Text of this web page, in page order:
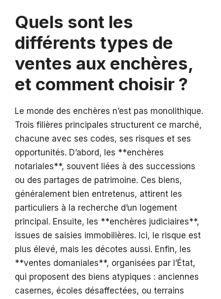
Quels sont les
différents types de
ventes aux enchères,
et comment choisir ?
Le monde des enchères n’est pas monolithique.
Trois filières principales structurent ce marché,
chacune avec ses codes, ses risques et ses
opportunités. D’abord, les **enchères
notariales**, souvent liées à des successions
ou des partages de patrimoine. Ces biens,
généralement bien entretenus, attirent les
particuliers à la recherche d’un logement
principal. Ensuite, les **enchères judiciaires**,
issues de saisies immobilières. Ici, le risque est
plus élevé, mais les décotes aussi. Enfin, les
**ventes domaniales**, organisées par l’État,
qui proposent des biens atypiques : anciennes
casernes, écoles désaffectées, ou terrains